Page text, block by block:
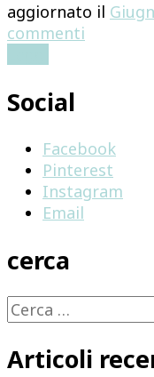
aggiornato il
commenti
UN
VIAGGIO
Social
Facebook
Pinterest
Instagram
Email
cerca
Ricerca
per:
Articoli